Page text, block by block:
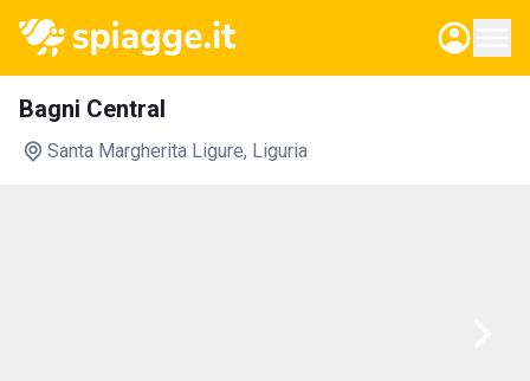
Bagni Central
Santa Margherita Ligure, Liguria